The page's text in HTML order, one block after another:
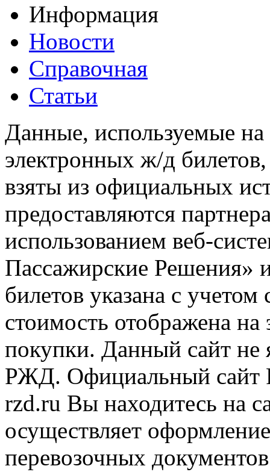
Информация
Новости
Справочная
Статьи
Данные, используемые на
электронных ж/д
взяты из официальных
предоставляются
использованием веб-
Пассажирские
билетов указана с
стоимость отображена
покупки. Данный сайт не
РЖД. Официальный сайт
rzd.ru Вы находитесь на
осуществляет
перевозочных